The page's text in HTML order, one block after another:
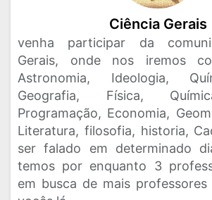
Ciência Gerais
venha participar da
Gerais, onde nos iremos
Astronomia, Ideologia,
Geografia, Física,
Programação, Economia,
Literatura, filosofia, historia,
ser falado em determinado
temos por enquanto 3
em busca de mais